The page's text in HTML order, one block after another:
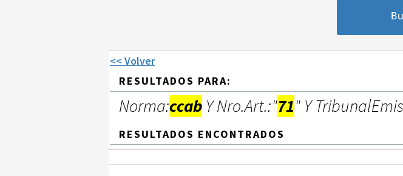
<< Volver
RESULTADOS PARA:
Norma:ccab Y Nro.Art.:"71" Y
RESULTADOS ENCONTRADOS